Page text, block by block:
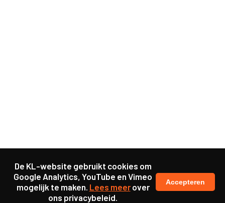
De KL-website gebruikt cookies om
Google Analytics, YouTube en Vimeo
mogelijk te maken. Lees meerover
ons privacybeleid.
Accepteren